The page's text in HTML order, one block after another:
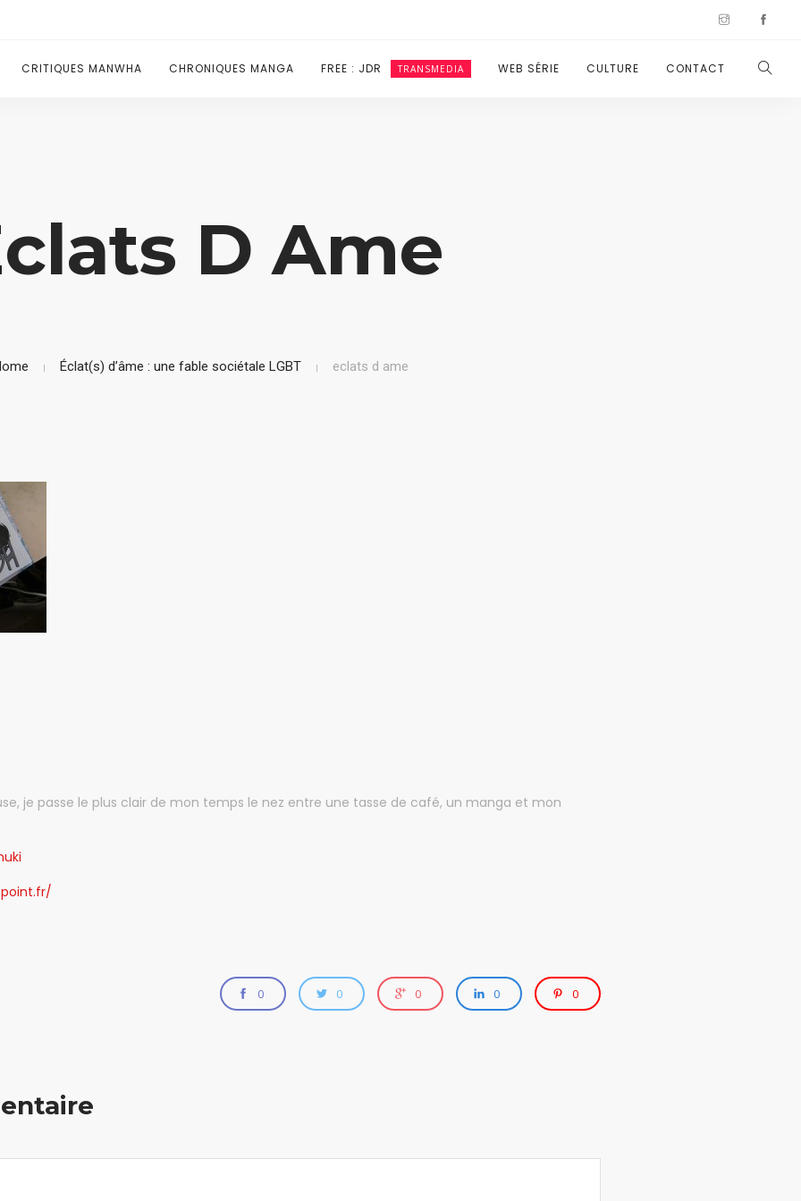
CRITIQUES MANWHA CHRONIQUES MANGA FREE : JDR TRANSMEDIA WEB SÉRIE CULTURE CONTACT
D Ame
Éclat(s) d’âme : une fable sociétale LGBT eclats d ame
je passe le plus clair de mon temps le nez entre une tasse de café, un manga et mon
0 0 0 0 0